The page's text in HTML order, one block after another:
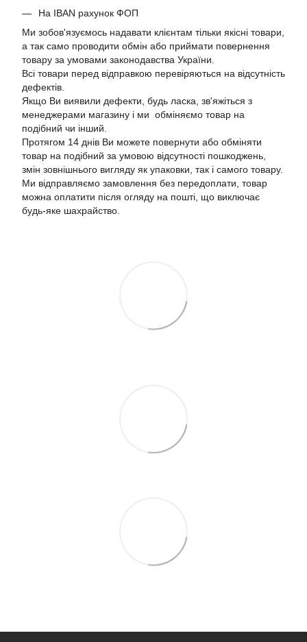
На IBAN рахунок ФОП
Ми зобов'язуємось надавати клієнтам тільки якісні товари,
а так само проводити обмін або приймати повернення
товару за умовами законодавства України.
Всі товари перед відправкою перевіряються на відсутність
дефектів.
Якщо Ви виявили дефекти, будь ласка, зв'яжіться з
менеджерами магазину і ми обміняємо товар на
подібний чи інший.
Протягом 14 днів Ви можете повернути або обміняти
товар на подібний за умовою відсутності пошкоджень,
змін зовнішнього вигляду як упаковки, так і самого товару.
Ми відправляємо замовлення без передоплати, товар
можна оплатити після огляду на пошті, що виключає
будь-яке шахрайство.